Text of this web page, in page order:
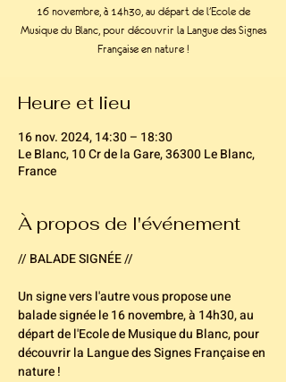
16 novembre, à 14h30, au départ de l'Ecole de
Musique du Blanc, pour découvrir la Langue des Signes
Française en nature !
Heure et lieu
16 nov. 2024, 14:30 – 18:30
Le Blanc, 10 Cr de la Gare, 36300 Le Blanc,
France
À propos de l'événement
// BALADE SIGNÉE //
Un signe vers l'autre vous propose une
balade signée le 16 novembre, à 14h30, au
départ de l'Ecole de Musique du Blanc, pour
découvrir la Langue des Signes Française en
nature !